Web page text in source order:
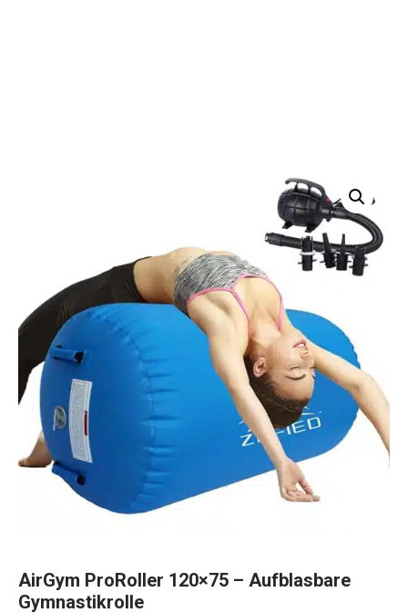
Gymnastikrolle